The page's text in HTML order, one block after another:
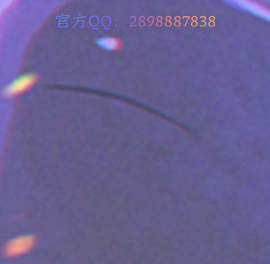
官方QQ：2898887838